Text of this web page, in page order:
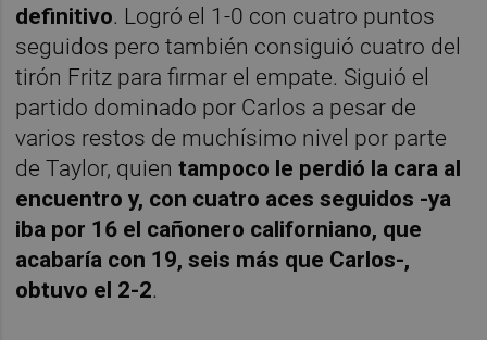
definitivo. Logró el 1-0 con cuatro puntos
seguidos pero también consiguió cuatro del
tirón Fritz para firmar el empate. Siguió el
partido dominado por Carlos a pesar de
varios restos de muchísimo nivel por parte
de Taylor, quien tampoco le perdió la cara al
encuentro y, con cuatro aces seguidos -ya
iba por 16 el cañonero californiano, que
acabaría con 19, seis más que Carlos-,
obtuvo el 2-2.